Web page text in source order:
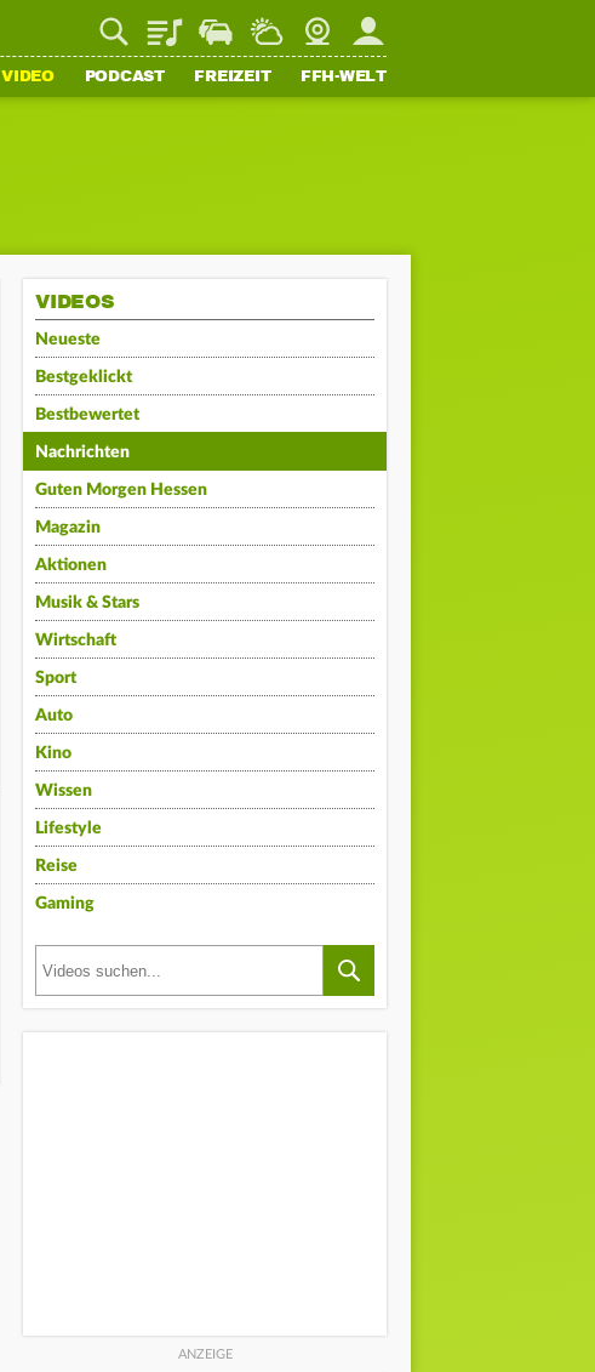
PlaylistStaupilotWetterWebcamMein FFH
VIDEO PODCAST FREIZEIT FFH-WELT
VIDEOS
Neueste
Bestgeklickt
Bestbewertet
Nachrichten
Guten Morgen Hessen
Magazin
Aktionen
Musik & Stars
Wirtschaft
Sport
Auto
Kino
Wissen
Lifestyle
Reise
Gaming